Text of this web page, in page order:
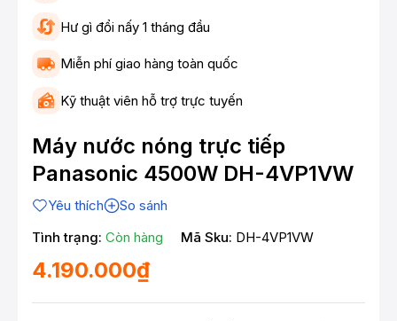
Hư gì đổi nấy 1 tháng đầu
Miễn phí giao hàng toàn quốc
Kỹ thuật viên hỗ trợ trực tuyến
Máy nước nóng trực tiếp
Panasonic 4500W DH-4VP1VW
Yêu thích
So sánh
Tình trạng: Còn hàng Mã Sku: DH-4VP1VW
4.190.000₫